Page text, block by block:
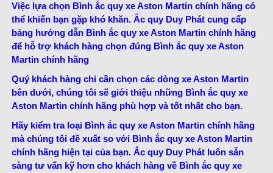
Việc lựa chọn Bình ắc quy xe Aston Martin chính hãng có
thể khiến bạn gặp khó khăn. Ắc quy Duy Phát cung cấp
bảng hướng dẫn Bình ắc quy xe Aston Martin chính hãng
để hỗ trợ khách hàng chọn đúng Bình ắc quy xe Aston
Martin chính hãng
Quý khách hàng chỉ cần chọn các dòng xe Aston Martin
bên dưới, chúng tôi sẽ giới thiệu những Bình ắc quy xe
Aston Martin chính hãng phù hợp và tốt nhất cho bạn.
Hãy kiểm tra loại Bình ắc quy xe Aston Martin chính hãng
mà chúng tôi đề xuất so với Bình ắc quy xe Aston Martin
chính hãng hiện tại của bạn. Ắc quy Duy Phát luôn sẵn
sàng tư vấn kỹ hơn cho khách hàng về Bình ắc quy xe